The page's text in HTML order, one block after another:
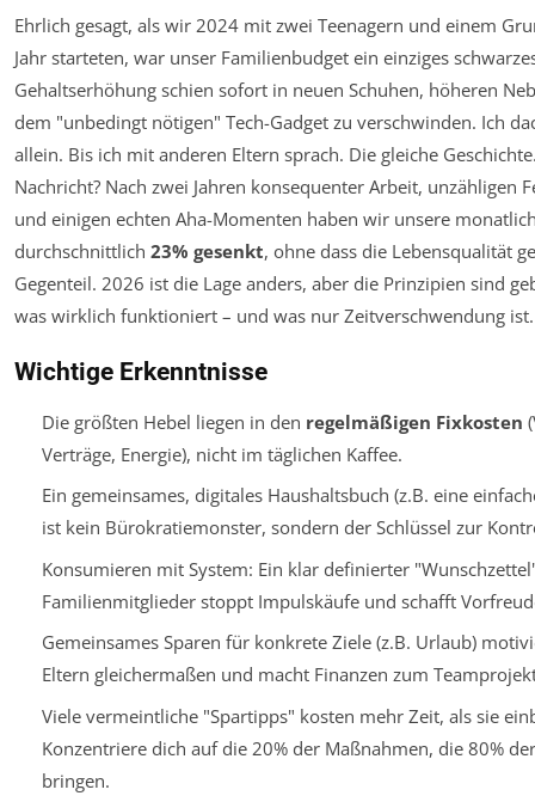
Ehrlich gesagt, als wir 2024 mit zwei Teenagern und einem
Jahr starteten, war unser Familienbudget ein einziges
Gehaltserhöhung schien sofort in neuen Schuhen, höheren
dem "unbedingt nötigen" Tech-Gadget zu verschwinden. Ich
allein. Bis ich mit anderen Eltern sprach. Die gleiche
Nachricht? Nach zwei Jahren konsequenter Arbeit, unzähligen
und einigen echten Aha-Momenten haben wir unsere
durchschnittlich 23% gesenkt, ohne dass die Lebensqualität
Gegenteil. 2026 ist die Lage anders, aber die Prinzipien sind
was wirklich funktioniert – und was nur Zeitverschwendung ist.
Wichtige Erkenntnisse
Die größten Hebel liegen in den regelmäßigen Fixkosten
Verträge, Energie), nicht im täglichen Kaffee.
Ein gemeinsames, digitales Haushaltsbuch (z.B. eine
ist kein Bürokratiemonster, sondern der Schlüssel zur
Konsumieren mit System: Ein klar definierter
Familienmitglieder stoppt Impulskäufe und schafft
Gemeinsames Sparen für konkrete Ziele (z.B. Urlaub)
Eltern gleichermaßen und macht Finanzen zum
Viele vermeintliche "Spartipps" kosten mehr Zeit, als sie
Konzentriere dich auf die 20% der Maßnahmen, die 80%
bringen.